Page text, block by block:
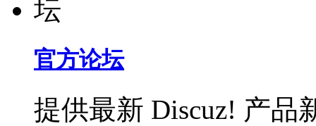
官方论坛
提供最新 Discuz! 产品